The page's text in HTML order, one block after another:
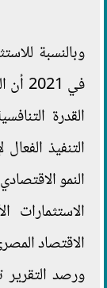
وبالنسبة
في
القدرة
التنفيذ
الاقتصاد
ورصد